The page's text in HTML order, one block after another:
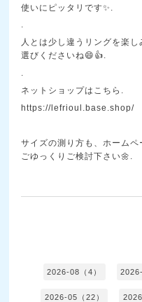
使いにピッタリです✨.
.
人とは少し違うリングを楽
選びくださいね😄👍.
.
ネットショップはこちら.
https://lefrioul.base.shop/
サイズの測り方も、ホーム
ごゆっくりご検討下さい🌼.
2026-08（4）
2026-05（22）